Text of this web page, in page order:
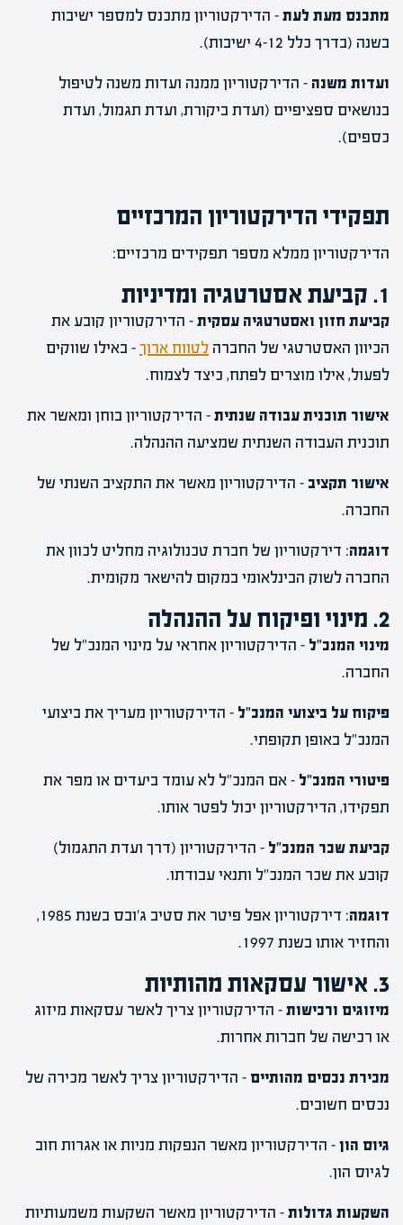
מתכנס מעת לעת– הדירקטוריון מתכנס למספר ישיבות
בשנה (בדרך כלל 4-12 ישיבות).
ועדות משנה – הדירקטוריון ממנה ועדות משנה לטיפול
בנושאים ספציפיים (ועדת ביקורת, ועדת תגמול, ועדת
כספים).
תפקידי הדירקטוריון המרכזיים
הדירקטוריון ממלא מספר תפקידים מרכזיים:
1. קביעת אסטרטגיה ומדיניות
קביעת חזון ואסטרטגיה עסקית– הדירקטוריון קובע את
הכיוון האסטרטגי של החברה לטווח ארוך– באילו שווקים
לפעול, אילו מוצרים לפתח, כיצד לצמוח.
אישור תוכנית עבודה שנתית– הדירקטוריון בוחן ומאשר את
תוכנית העבודה השנתית שמציעה ההנהלה.
אישור תקציב – הדירקטוריון מאשר את התקציב השנתי של
החברה.
דוגמה: דירקטוריון של חברת טכנולוגיה מחליט לכוון את
החברה לשוק הבינלאומי במקום להישאר מקומית.
2. מינוי ופיקוח על ההנהלה
מינוי המנכ"ל – הדירקטוריון אחראי על מינוי המנכ"ל של
החברה.
פיקוח על ביצועי המנכ"ל – הדירקטוריון מעריך את ביצועי
המנכ"ל באופן תקופתי.
פיטורי המנכ"ל – אם המנכ"ל לא עומד ביעדים או מפר את
תפקידו, הדירקטוריון יכול לפטר אותו.
קביעת שכר המנכ"ל – הדירקטוריון (דרך ועדת התגמול)
קובע את שכר המנכ"ל ותנאי עבודתו.
דוגמה
: דירקטוריון אפל פיטר את סטיב ג'ובס בשנת 1985,
והחזיר אותו בשנת 1997.
3. אישור עסקאות מהותיות
מיזוגים ורכישות– הדירקטוריון צריך לאשר עסקאות מיזוג
או רכישה של חברות אחרות.
מכירת נכסים מהותיים – הדירקטוריון צריך לאשר מכירה של
נכסים חשובים.
גיוס הון– הדירקטוריון מאשר הנפקות מניות או אגרות חוב
לגיוס הון.
השקעות גדולות– הדירקטוריון מאשר השקעות משמעותיות